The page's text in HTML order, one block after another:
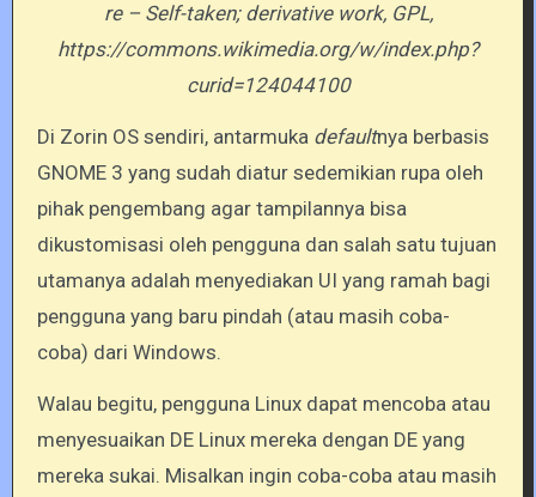
re – Self-taken; derivative work, GPL,
https://commons.wikimedia.org/w/index.php?
curid=124044100
Di Zorin OS sendiri, antarmuka defaultnya berbasis
GNOME 3 yang sudah diatur sedemikian rupa oleh
pihak pengembang agar tampilannya bisa
dikustomisasi oleh pengguna dan salah satu tujuan
utamanya adalah menyediakan UI yang ramah bagi
pengguna yang baru pindah (atau masih coba-
coba) dari Windows.
Walau begitu, pengguna Linux dapat mencoba atau
menyesuaikan DE Linux mereka dengan DE yang
mereka sukai. Misalkan ingin coba-coba atau masih